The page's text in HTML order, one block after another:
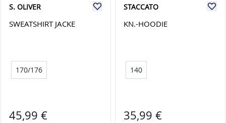
S. OLIVER
SWEATSHIRT JACKE
170/176
45,99 €
STACCATO
KN.-HOODIE
140
35,99 €